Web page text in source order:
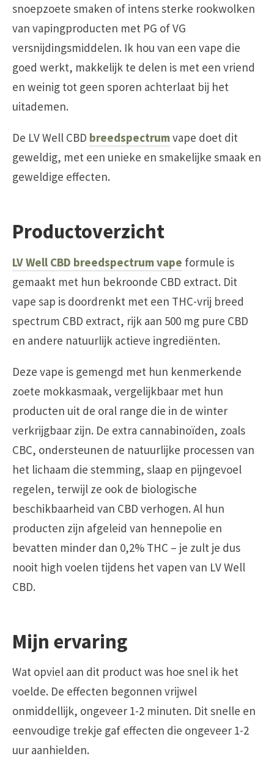
snoepzoete smaken of intens sterke rookwolken
van vapingproducten met PG of VG
versnijdingsmiddelen. Ik hou van een vape die
goed werkt, makkelijk te delen is met een vriend
en weinig tot geen sporen achterlaat bij het
uitademen.
De LV Well CBD breedspectrumvape doet dit
geweldig, met een unieke en smakelijke smaak en
geweldige effecten.
Productoverzicht
LV Well CBD breedspectrum vape formule is
gemaakt met hun bekroonde CBD extract. Dit
vape sap is doordrenkt met een THC-vrij breed
spectrum CBD extract, rijk aan 500 mg pure CBD
en andere natuurlijk actieve ingrediënten.
Deze vape is gemengd met hun kenmerkende
zoete mokkasmaak, vergelijkbaar met hun
producten uit de oral range die in de winter
verkrijgbaar zijn. De extra cannabinoïden, zoals
CBC, ondersteunen de natuurlijke processen van
het lichaam die stemming, slaap en pijngevoel
regelen, terwijl ze ook de biologische
beschikbaarheid van CBD verhogen. Al hun
producten zijn afgeleid van hennepolie en
bevatten minder dan 0,2% THC – je zult je dus
nooit high voelen tijdens het vapen van LV Well
CBD.
Mijn ervaring
Wat opviel aan dit product was hoe snel ik het
voelde. De effecten begonnen vrijwel
onmiddellijk, ongeveer 1-2 minuten. Dit snelle en
eenvoudige trekje gaf effecten die ongeveer 1-2
uur aanhielden.